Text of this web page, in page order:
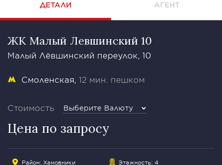
ДЕТАЛИ АГЕНТ
ЖК Малый Левшинский 10
Малый Лёвшинский переулок, 10
Смоленская 12 мин. пешком
Стоимость Выберите Валюту
Цена по запросу
Район: Хамовники Этажность: 4